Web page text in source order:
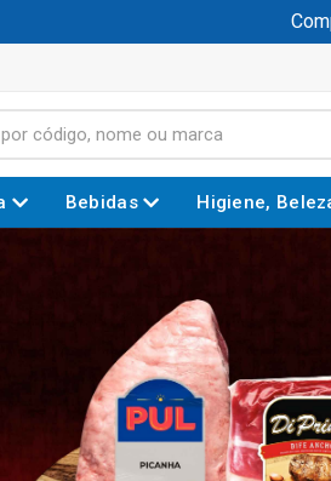
Compre
Bebidas Higiene,